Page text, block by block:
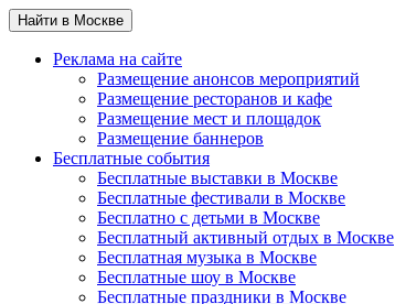
Найти в Москве
Реклама на сайте
Размещение анонсов мероприятий
Размещение ресторанов и кафе
Размещение мест и площадок
Размещение баннеров
Бесплатные события
Бесплатные выставки в Москве
Бесплатные фестивали в Москве
Бесплатно с детьми в Москве
Бесплатный активный отдых в Москве
Бесплатная музыка в Москве
Бесплатные шоу в Москве
Бесплатные праздники в Москве